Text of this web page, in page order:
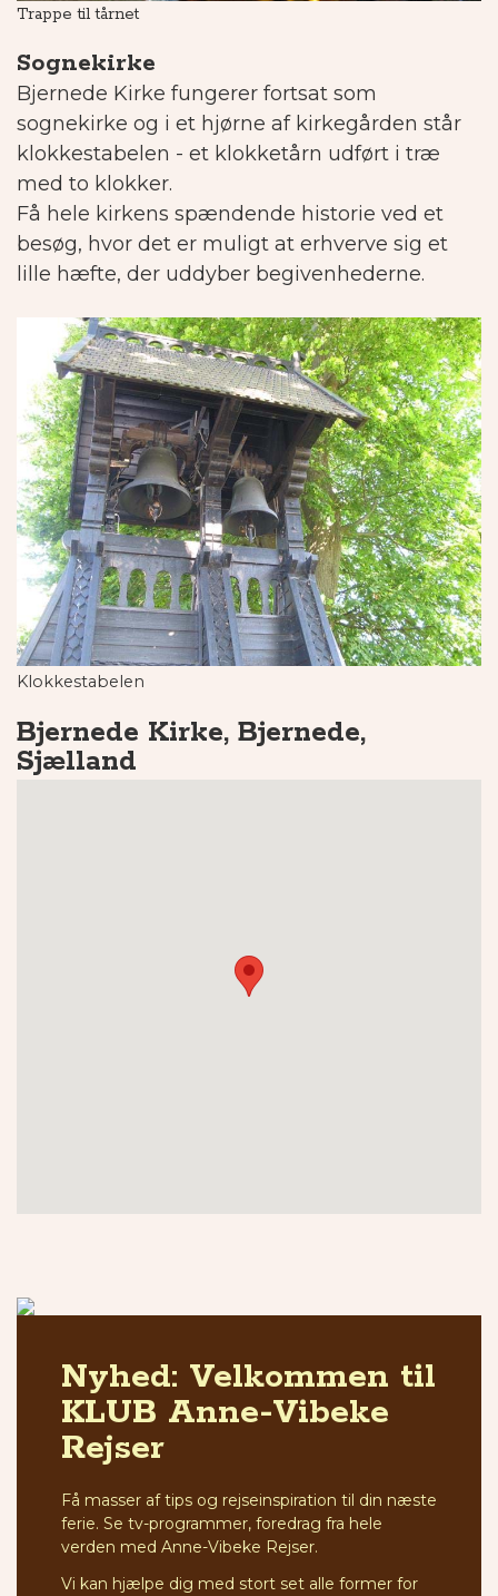
Trappe til tårnet
Sognekirke
Bjernede Kirke fungerer fortsat som
sognekirke og i et hjørne af kirkegården står
klokkestabelen - et klokketårn udført i træ
med to klokker.
Få hele kirkens spændende historie ved et
besøg, hvor det er muligt at erhverve sig et
lille hæfte, der uddyber begivenhederne.
Klokkestabelen
Bjernede Kirke, Bjernede,
Sjælland
Nyhed: Velkommen til
KLUB Anne-Vibeke
Rejser
Få masser af tips og rejseinspiration til din næste
ferie. Se tv-programmer, foredrag fra hele
verden med Anne-Vibeke Rejser.
Vi kan hjælpe dig med stort set alle former for